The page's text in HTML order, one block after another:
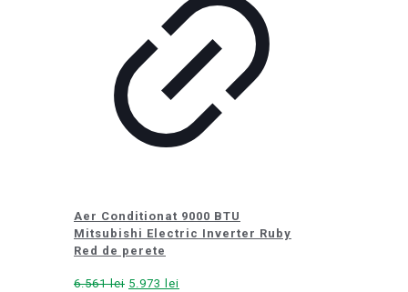
Aer Conditionat 9000 BTU
Mitsubishi Electric Inverter Ruby
Red de perete
6.561lei Prețul
5.973 lei